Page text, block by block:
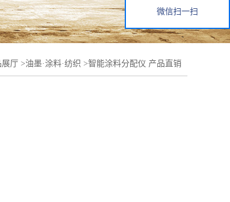
展厅 >油墨·涂料·纺织 >智能涂料分配仪 产品直销
微信扫一扫